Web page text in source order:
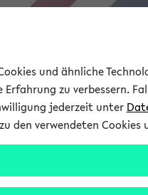
und ähnliche
Erfahrung zu verbessern.
jederzeit unter
den verwendeten Cookies